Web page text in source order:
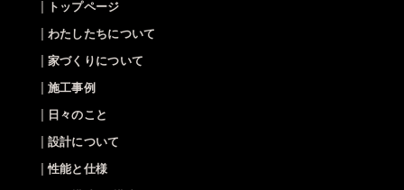
| トップページ
| わたしたちについて
| 家づくりについて
| 施工事例
| 日々のこと
| 設計について
|性能と仕様